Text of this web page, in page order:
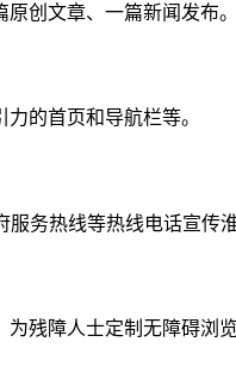
创文章、一篇新闻发布。
的首页和导航栏等。
务热线等热线电话宣传淮
残障人士定制无障碍浏